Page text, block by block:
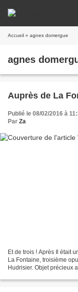
Accueil » agnes domergue
agnes
Auprès de La
Publié le 08/02/2016 à
Par Za
Et de trois ! Après Il était
La Fontaine, troisième
Hudrisier. Objet précieux